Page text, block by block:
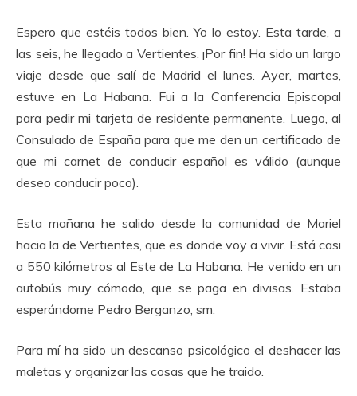
Espero que estéis todos bien. Yo lo estoy. Esta tarde, a
las seis, he llegado a Vertientes. ¡Por fin! Ha sido un largo
viaje desde que salí de Madrid el lunes. Ayer, martes,
estuve en La Habana. Fui a la Conferencia Episcopal
para pedir mi tarjeta de residente permanente. Luego, al
Consulado de España para que me den un certificado de
que mi carnet de conducir español es válido (aunque
deseo conducir poco).
Esta mañana he salido desde la comunidad de Mariel
hacia la de Vertientes, que es donde voy a vivir. Está casi
a 550 kilómetros al Este de La Habana. He venido en un
autobús muy cómodo, que se paga en divisas. Estaba
esperándome Pedro Berganzo, sm.
Para mí ha sido un descanso psicológico el deshacer las
maletas y organizar las cosas que he traido.